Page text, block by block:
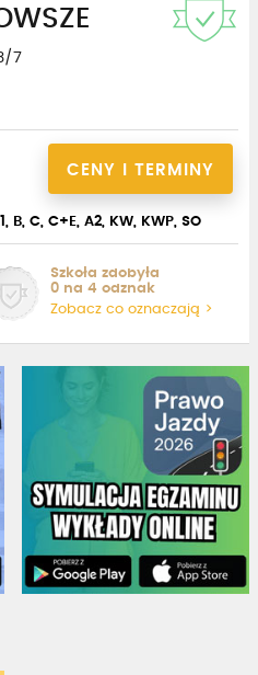
7
CENY I TERMINY
C, C+E, A2, KW, KWP, SO
Szkoła zdobyła
0 na 4 odznak
Zobacz co oznaczają >